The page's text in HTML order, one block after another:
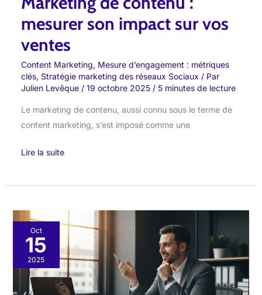
mesurer son impact sur vos
ventes
Content Marketing, Mesure d’engagement : métriques
clés, Stratégie marketing des réseaux Sociaux / Par
Julien Levêque / 19 octobre 2025 / 5 minutes de lecture
Le marketing de contenu, aussi connu sous le terme de
content marketing, s’est imposé comme une
ventes
Lire la suite
Oct
15
2025
Leadership
éditorial
construire
son